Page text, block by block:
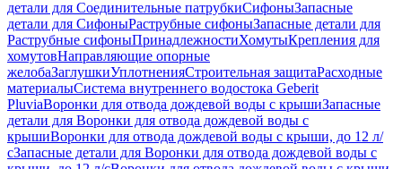
детали для Соединительные патрубкиСифоныЗапасные
детали для СифоныРаструбные сифоныЗапасные детали для
Раструбные сифоныПринадлежностиХомутыКрепления для
хомутовНаправляющие опорные
желобаЗаглушкиУплотненияСтроительная защитаРасходные
материалыСистема внутреннего водостока Geberit
PluviaВоронки для отвода дождевой воды с крышиЗапасные
детали для Воронки для отвода дождевой воды с
крышиВоронки для отвода дождевой воды с крыши, до 12 л/
сЗапасные детали для Воронки для отвода дождевой воды с